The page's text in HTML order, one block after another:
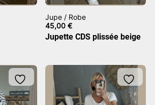
Jupe / Robe
45,00€
Jupette CDS plissée beige